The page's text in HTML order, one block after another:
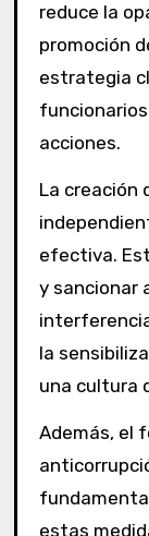
reduce la
promoción
estrategia
acciones.
La creación
efectiva.
y sancionar
la
una cultura
Además, el
estas